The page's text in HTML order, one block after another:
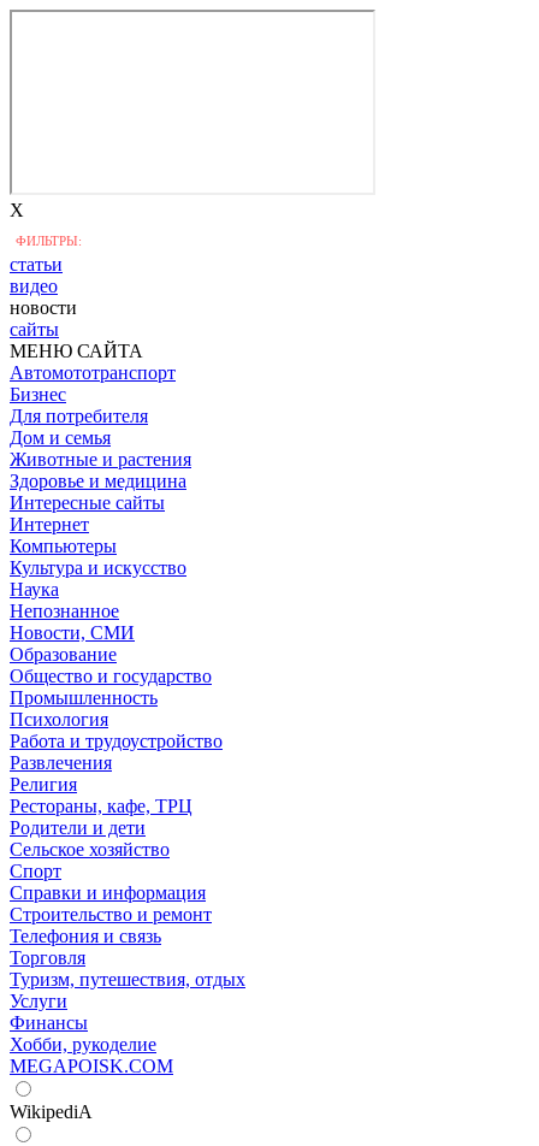
X
ФИЛЬТРЫ:
статьи
видео
новости
сайты
МЕНЮ САЙТА
Автомототранспорт
Бизнес
Для потребителя
Дом и семья
Животные и растения
Здоровье и медицина
Интересные сайты
Интернет
Компьютеры
Культура и искусство
Наука
Непознанное
Новости, СМИ
Образование
Общество и государство
Промышленность
Психология
Работа и трудоустройство
Развлечения
Религия
Рестораны, кафе, ТРЦ
Родители и дети
Сельское хозяйство
Спорт
Справки и информация
Строительство и ремонт
Телефония и связь
Торговля
Туризм, путешествия, отдых
Услуги
Финансы
Хобби, рукоделие
MEGAPOISK.COM
WikipediA